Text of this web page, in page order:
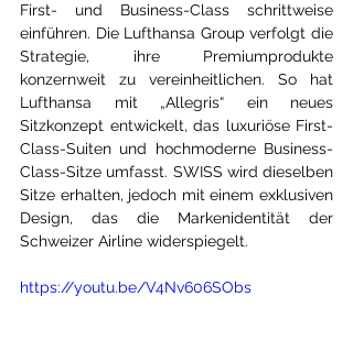
First- und Business-Class schrittweise
einführen. Die Lufthansa Group verfolgt die
Strategie, ihre Premiumprodukte
konzernweit zu vereinheitlichen. So hat
Lufthansa mit „Allegris“ ein neues
Sitzkonzept entwickelt, das luxuriöse First-
Class-Suiten und hochmoderne Business-
Class-Sitze umfasst. SWISS wird dieselben
Sitze erhalten, jedoch mit einem exklusiven
Design, das die Markenidentität der
Schweizer Airline widerspiegelt.
https://youtu.be/V4Nv606SObs